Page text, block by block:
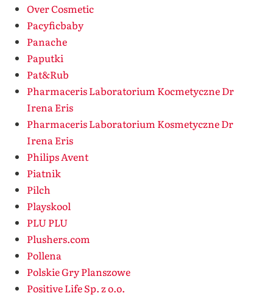
Over Cosmetic
Pacyficbaby
Panache
Paputki
Pat&Rub
Pharmaceris Laboratorium Kocmetyczne Dr
Irena Eris
Pharmaceris Laboratorium Kosmetyczne Dr
Irena Eris
Philips Avent
Piatnik
Pilch
Playskool
PLU PLU
Plushers.com
Pollena
Polskie Gry Planszowe
Positive Life Sp. z o.o.